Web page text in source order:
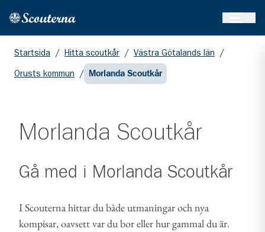
Hem
Startsida / Hitta scoutkår / Västra Götalands län /
Orusts kommun / Morlanda Scoutkår
Morlanda Scoutkår
Gå med i Morlanda Scoutkår
I Scouterna hittar du både utmaningar och nya
kompisar, oavsett var du bor eller hur gammal du är.